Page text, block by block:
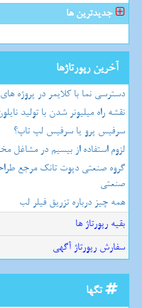
جدیدترین ها
آخرین رپورتاژها
دسترسی نما با کلایمر در پروژه
نقشه راه میلیونر شدن با تولید
سرفیس پرو یا سرفیس لپ تاپ؟
لزوم استفاده از بیسیم در مشاغل
گروه صنعتی دپوت تانک مرجع
صنعتی
همه چیز درباره تزریق فیلر لب
بقیه رپورتاژ ها
سفارش رپورتاژ آگهی
تگها